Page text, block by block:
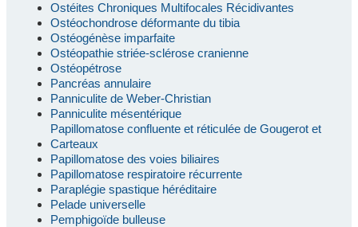
Ostéites Chroniques Multifocales Récidivantes
Ostéochondrose déformante du tibia
Ostéogénèse imparfaite
Ostéopathie striée-sclérose cranienne
Ostéopétrose
Pancréas annulaire
Panniculite de Weber-Christian
Panniculite mésentérique
Papillomatose confluente et réticulée de Gougerot et
Carteaux
Papillomatose des voies biliaires
Papillomatose respiratoire récurrente
Paraplégie spastique héréditaire
Pelade universelle
Pemphigoïde bulleuse